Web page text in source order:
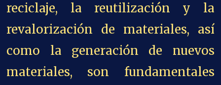
reciclaje, la reutilización y la
revalorización de materiales, así
como la generación de nuevos
materiales, son fundamentales